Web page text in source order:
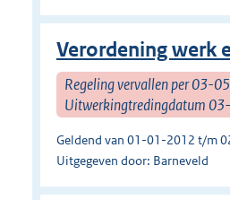
Verordening werk
Regeling vervallen per 03-
Uitwerkingtredingdatum
Geldend van 01-01-2012 t/m
Uitgegeven door: Barneveld